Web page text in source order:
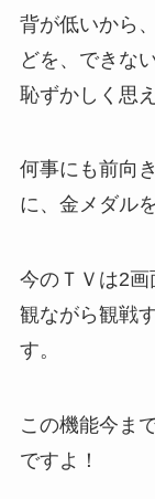
背が低いから
どを、できな
恥ずかしく思
何事にも前向
に、金メダル
今のＴＶは2
観ながら観戦
す。
この機能今ま
ですよ！